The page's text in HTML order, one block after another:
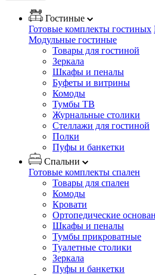
Гостиные
Готовые комплекты гостиных
Модульные гостиные
Товары для гостиной
Зеркала
Шкафы и пеналы
Буфеты и витрины
Комоды
Тумбы ТВ
Журнальные столики
Стеллажи для гостиной
Полки
Пуфы и банкетки
Спальни
Готовые комплекты спален
Товары для спален
Комоды
Кровати
Ортопедические
Шкафы и пеналы
Тумбы прикроватные
Туалетные столики
Зеркала
Пуфы и банкетки